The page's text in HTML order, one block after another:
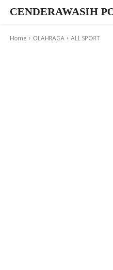
CENDERAWASIH
Home OLAHRAGA ALL SPORT